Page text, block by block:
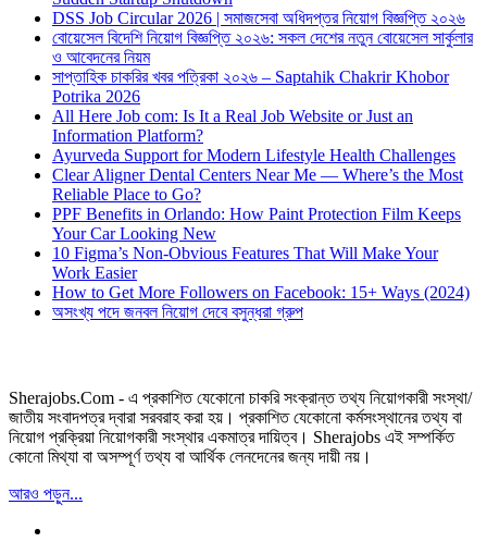
DSS Job Circular 2026 | সমাজসেবা অধিদপ্তর নিয়োগ বিজ্ঞপ্তি ২০২৬
বোয়েসেল বিদেশি নিয়োগ বিজ্ঞপ্তি ২০২৬: সকল দেশের নতুন বোয়েসেল সার্কুলার
ও আবেদনের নিয়ম
সাপ্তাহিক চাকরির খবর পত্রিকা ২০২৬ – Saptahik Chakrir Khobor
Potrika 2026
All Here Job com: Is It a Real Job Website or Just an
Information Platform?
Ayurveda Support for Modern Lifestyle Health Challenges
Clear Aligner Dental Centers Near Me — Where’s the Most
Reliable Place to Go?
PPF Benefits in Orlando: How Paint Protection Film Keeps
Your Car Looking New
10 Figma’s Non-Obvious Features That Will Make Your
Work Easier
How to Get More Followers on Facebook: 15+ Ways (2024)
অসংখ্য পদে জনবল নিয়োগ দেবে বসুন্ধরা গ্রুপ
Sherajobs.Com - এ প্রকাশিত যেকোনো চাকরি সংক্রান্ত তথ্য নিয়োগকারী সংস্থা/
জাতীয় সংবাদপত্র দ্বারা সরবরাহ করা হয়। প্রকাশিত যেকোনো কর্মসংস্থানের তথ্য বা
নিয়োগ প্রক্রিয়া নিয়োগকারী সংস্থার একমাত্র দায়িত্ব। Sherajobs এই সম্পর্কিত
কোনো মিথ্যা বা অসম্পূর্ণ তথ্য বা আর্থিক লেনদেনের জন্য দায়ী নয়।
আরও পড়ুন...